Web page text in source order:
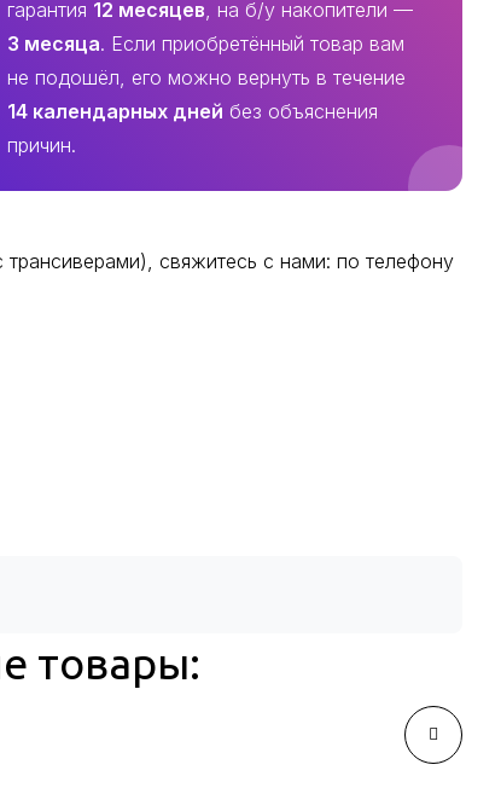
гарантия 12 месяцев, на б/у накопители —
3 месяца. Если приобретённый товар вам
не подошёл, его можно вернуть в течение
14 календарных дней без объяснения
причин.
свяжитесь с нами: по телефону
товары: